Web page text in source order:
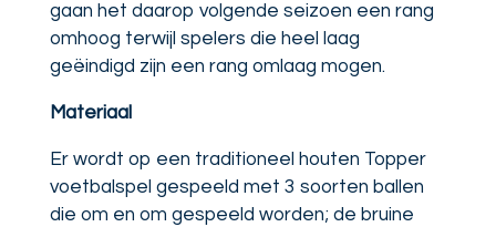
gaan het daarop volgende seizoen een rang
omhoog terwijl spelers die heel laag
geëindigd zijn een rang omlaag mogen.
Materiaal
Er wordt op een traditioneel houten Topper
voetbalspel gespeeld met 3 soorten ballen
die om en om gespeeld worden; de bruine